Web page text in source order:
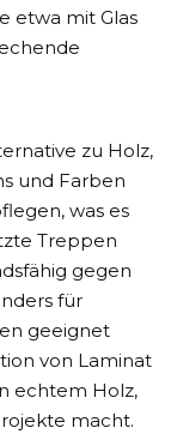
etwa mit Glas
zu Holz,
und Farben
was es
Treppen
gegen
für
geeignet
von Laminat
echtem Holz,
macht.